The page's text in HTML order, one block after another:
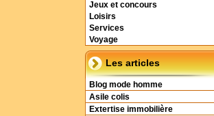
Jeux et concours
Loisirs
Services
Voyage
Les articles
Blog mode homme
Asile colis
Extertise immobilière